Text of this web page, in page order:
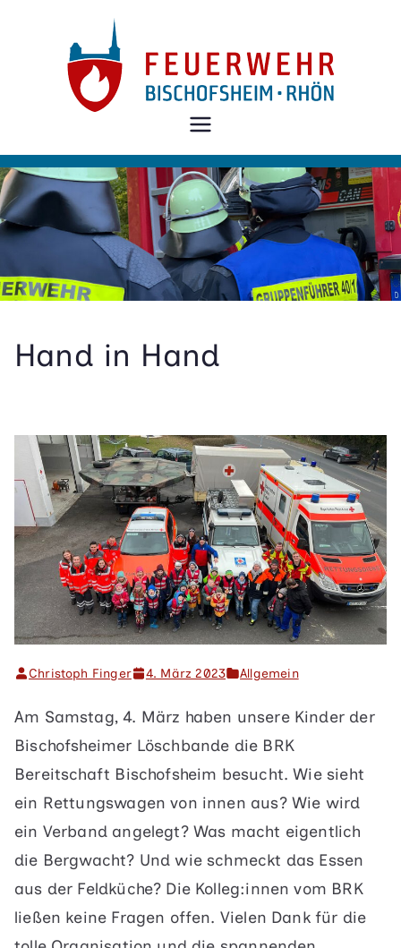
springen
Feuerwehr
Bischofshei
m i.d.Rhön
Hand in Hand
Christoph Finger 4. März 2023 Allgemein
Am Samstag, 4. März haben unsere Kinder der
Bischofsheimer Löschbande die BRK
Bereitschaft Bischofsheim besucht. Wie sieht
ein Rettungswagen von innen aus? Wie wird
ein Verband angelegt? Was macht eigentlich
die Bergwacht? Und wie schmeckt das Essen
aus der Feldküche? Die Kolleg:innen vom BRK
ließen keine Fragen offen. Vielen Dank für die